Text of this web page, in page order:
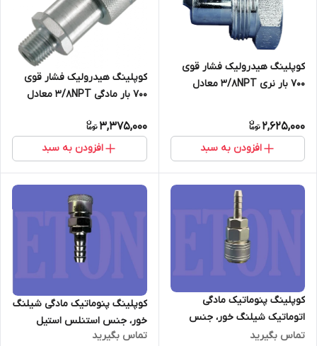
کوپلینگ هیدرولیک فشار قوی
700 بار نری 3/8NPT معادل
کوپلینگ هایفورس
2,625,000
افزودن به سبد
کوپلینگ هیدرولیک فشار قوی
700 بار مادگی 3/8NPT معادل
کوپلینگ هایفورس
3,375,000
افزودن به سبد
کوپلینگ پنوماتیک مادگی
اتوماتیک شیلنگ خور، جنس
استنلس استیل
تماس بگیرید
کوپلینگ پنوماتیک مادگی شیلنگ
خور، جنس استنلس استیل
تماس بگیرید